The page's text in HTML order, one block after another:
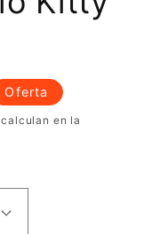
Oferta
calculan en la